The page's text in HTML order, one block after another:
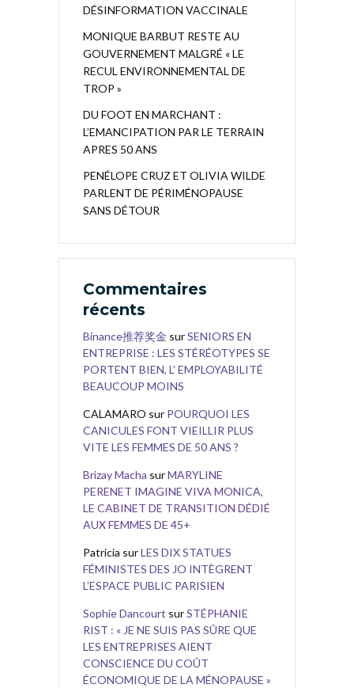
DÉSINFORMATION VACCINALE
MONIQUE BARBUT RESTE AU
GOUVERNEMENT MALGRÉ « LE
RECUL ENVIRONNEMENTAL DE
TROP »
DU FOOT EN MARCHANT :
L’EMANCIPATION PAR LE TERRAIN
APRES 50 ANS
PENÉLOPE CRUZ ET OLIVIA WILDE
PARLENT DE PÉRIMÉNOPAUSE
SANS DÉTOUR
Commentaires
récents
Binance推荐奖金 surSENIORS EN
ENTREPRISE : LES STÉRÉOTYPES SE
PORTENT BIEN, L’ EMPLOYABILITÉ
BEAUCOUP MOINS
CALAMARO sur POURQUOI LES
CANICULES FONT VIEILLIR PLUS
VITE LES FEMMES DE 50 ANS ?
Brizay Macha surMARYLINE
PERENET IMAGINE VIVA MONICA,
LE CABINET DE TRANSITION DÉDIÉ
AUX FEMMES DE 45+
Patricia surLES DIX STATUES
FÉMINISTES DES JO INTÈGRENT
L’ESPACE PUBLIC PARISIEN
Sophie Dancourt surSTÉPHANIE
RIST : « JE NE SUIS PAS SÛRE QUE
LES ENTREPRISES AIENT
CONSCIENCE DU COÛT
ÉCONOMIQUE DE LA MÉNOPAUSE »